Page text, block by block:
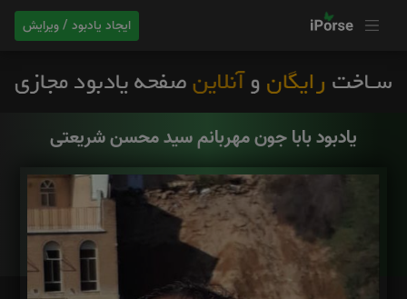
ایجاد یادبود / ویرایش
یادبود بابا جون مهربانم سید محسن شریعتی